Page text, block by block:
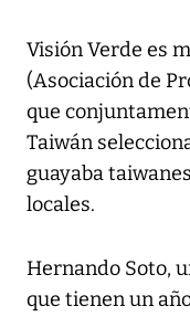
Visión Verde es
(Asociación de
que
Taiwán
guayaba
locales.
Hernando Soto,
que tienen un